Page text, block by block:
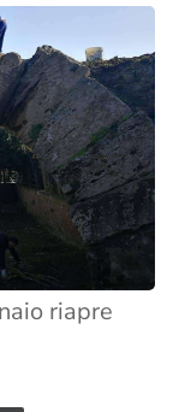
riapre